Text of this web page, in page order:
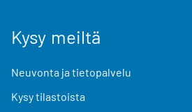
Kysy meiltä
Neuvonta ja tietopalvelu
Kysy tilastoista